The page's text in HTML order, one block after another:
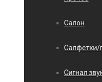
Салон
Салфетки/
Сигнал